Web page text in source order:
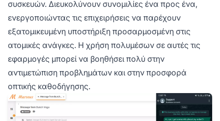
συσκευών. Διευκολύνουν συνομιλίες ένα προς ένα,
ενεργοποιώντας τις επιχειρήσεις να παρέχουν
εξατομικευμένη υποστήριξη προσαρμοσμένη στις
ατομικές ανάγκες. Η χρήση πολυμέσων σε αυτές τις
εφαρμογές μπορεί να βοηθήσει πολύ στην
αντιμετώπιση προβλημάτων και στην προσφορά
οπτικής καθοδήγησης.